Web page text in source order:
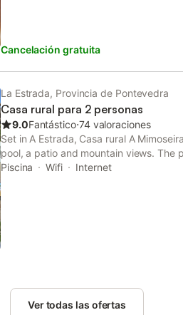
Cancelación gratuita
La Estrada, Provincia de Pontevedra
Casa rural para 2 personas
9.0Fantástico⋅74 valoraciones
Set in A Estrada, Casa rural A
pool, a patio and mountain views.
and is 33 km from Santiago de
Piscina Wifi Internet
Ver todas las ofertas